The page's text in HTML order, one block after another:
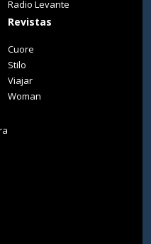
Radio Levante
Revistas
Cuore
Stilo
Viajar
Woman